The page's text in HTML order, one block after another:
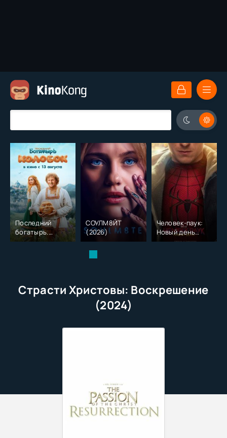
Последний
богатырь.
Колобок (2026)
СОУЛМ8ЙТ
(2026)
Человек-паук:
Новый день
(2026)
Страсти Христовы: Воскрешение
(2024)